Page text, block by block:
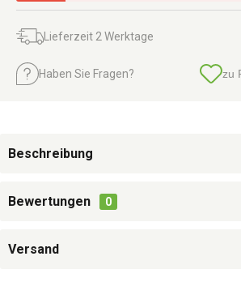
Lieferzeit 2 Werktage
Haben Sie Fragen? zu
Beschreibung
Bewertungen 0
Versand